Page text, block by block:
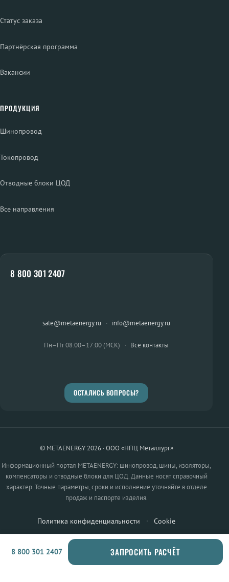
Статус заказа
Партнёрская программа
Вакансии
ПРОДУКЦИЯ
Шинопровод
Токопровод
Отводные блоки ЦОД
Все направления
8 800 301 2407
sale@metaenergy.ru · info@metaenergy.ru
Пн–Пт 08:00–17:00 (МСК) · Все контакты
ОСТАЛИСЬ ВОПРОСЫ?
© METAENERGY 2026 · ООО «НПЦ Металлург»
Информационный портал METAENERGY: шинопровод, шины, изоляторы,
компенсаторы и отводные блоки для ЦОД. Данные носят справочный
характер. Точные параметры, сроки и исполнение уточняйте в отделе
продаж и паспорте изделия.
Политика конфиденциальности · Cookie
8 800 301 2407 ЗАПРОСИТЬ РАСЧЁТ